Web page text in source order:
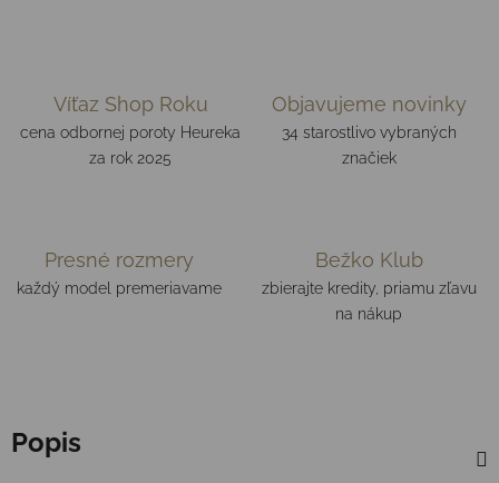
Víťaz Shop Roku
cena odbornej poroty Heureka
za rok 2025
Objavujeme novinky
34 starostlivo vybraných
značiek
Presné rozmery
každý model premeriavame
Bežko Klub
zbierajte kredity, priamu zľavu
na nákup
Popis